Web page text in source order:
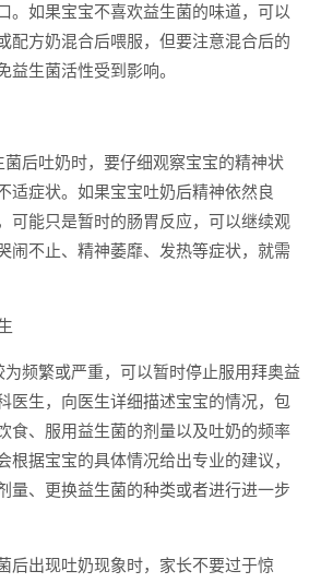
。如果宝宝不喜欢益生菌的味道，可以
配方奶混合后喂服，但要注意混合后的
益生菌活性受到影响。
后吐奶时，要仔细观察宝宝的精神状
适症状。如果宝宝吐奶后精神依然良
可能只是暂时的肠胃反应，可以继续观
闹不止、精神萎靡、发热等症状，就需
频繁或严重，可以暂时停止服用拜奥益
医生，向医生详细描述宝宝的情况，包
食、服用益生菌的剂量以及吐奶的频率
根据宝宝的具体情况给出专业的建议，
量、更换益生菌的种类或者进行进一步
后出现吐奶现象时，家长不要过于惊